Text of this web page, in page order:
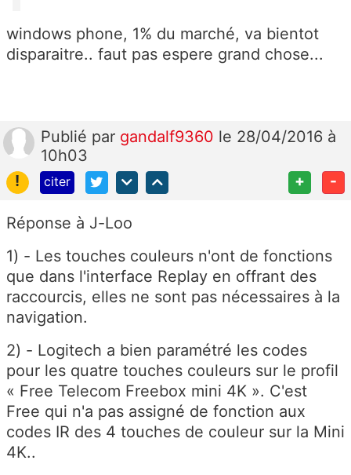
windows phone, 1% du marché, va bientot
disparaitre.. faut pas espere grand chose...
Publié par gandalf9360 le 28/04/2016 à
10h03
!
citer + -
Réponse à J-Loo
1) - Les touches couleurs n'ont de fonctions
que dans l'interface Replay en offrant des
raccourcis, elles ne sont pas nécessaires à la
navigation.
2) - Logitech a bien paramétré les codes
pour les quatre touches couleurs sur le profil
« Free Telecom Freebox mini 4K ». C'est
Free qui n'a pas assigné de fonction aux
codes IR des 4 touches de couleur sur la Mini
4K..